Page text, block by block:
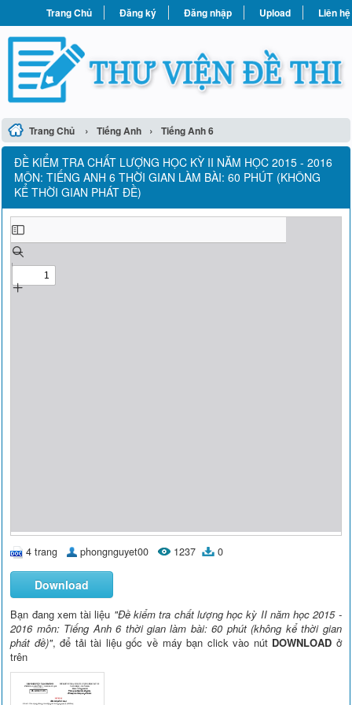
Trang Chủ Đăng ký Đăng nhập Upload Liên hệ
Trang Chủ › Tiếng Anh › Tiếng Anh 6
ĐỀ KIỂM TRA CHẤT LƯỢNG HỌC KỲ II NĂM HỌC 2015 - 2016
MÔN: TIẾNG ANH 6 THỜI GIAN LÀM BÀI: 60 PHÚT (KHÔNG
KỂ THỜI GIAN PHÁT ĐỀ)
4 trang phongnguyet00 1237 0
Download
Bạn đang xem tài liệu "Đề kiểm tra chất lượng học kỳ II năm học 2015 -
2016 môn: Tiếng Anh 6 thời gian làm bài: 60 phút (không kể thời gian
phát đề)", để tải tài liệu gốc về máy bạn click vào nút DOWNLOAD ở
trên